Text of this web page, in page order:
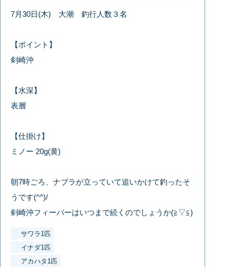
7月30日(木) 大潮 釣行人数３名
【ポイント】
剣崎沖
【水深】
表層
【仕掛け】
ミノー 20g(黄)
朝7時ごろ、ナブラが立っていて追いかけて釣ったそ
うです(^^)/
剣崎沖フィーバーはいつまで続くのでしょうか(≧▽≦)
サワラ1匹
イナダ1匹
アカハタ1匹